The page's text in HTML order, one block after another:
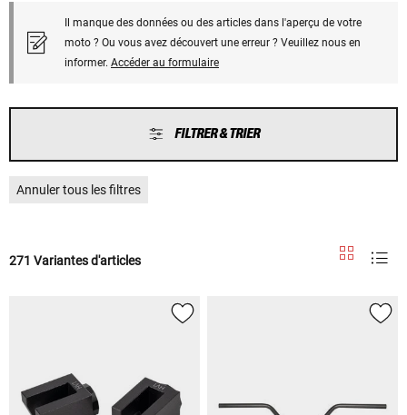
Il manque des données ou des articles dans l'aperçu de votre
moto ? Ou vous avez découvert une erreur ? Veuillez nous en
informer. Accéder au formulaire
FILTRER & TRIER
Annuler tous les filtres
271 Variantes d'articles